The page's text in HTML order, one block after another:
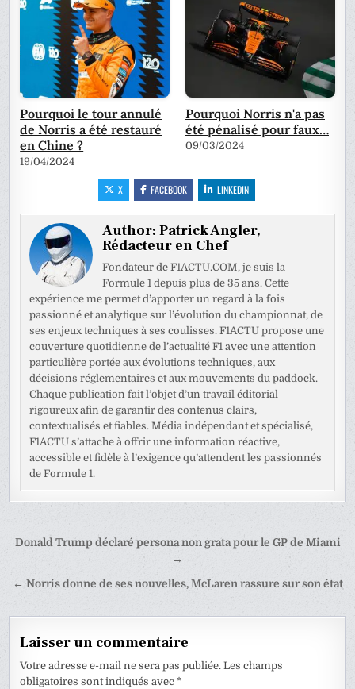
Pourquoi le tour annulé
de Norris a été restauré
en Chine ?
19/04/2024
Pourquoi Norris n'a pas
été pénalisé pour faux…
09/03/2024
X FACEBOOK LINKEDIN
Author:Patrick Angler,
Rédacteur en Chef
Fondateur de F1ACTU.COM, je suis la
Formule 1 depuis plus de 35 ans. Cette
expérience me permet d’apporter un regard à la fois
passionné et analytique sur l’évolution du championnat, de
ses enjeux techniques à ses coulisses. F1ACTU propose une
couverture quotidienne de l’actualité F1 avec une attention
particulière portée aux évolutions techniques, aux
décisions réglementaires et aux mouvements du paddock.
Chaque publication fait l’objet d’un travail éditorial
rigoureux afin de garantir des contenus clairs,
contextualisés et fiables. Média indépendant et spécialisé,
F1ACTU s’attache à offrir une information réactive,
accessible et fidèle à l’exigence qu’attendent les passionnés
de Formule 1.
Navigation
l’article
Donald Trump déclaré persona non grata pour le GP de Miami
→
← Norris donne de ses nouvelles, McLaren rassure sur son état
Laisser un commentaire
Votre adresse e-mail ne sera pas publiée. Les champs
obligatoires sont indiqués avec*